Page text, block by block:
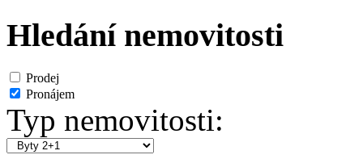
Hledání nemovitosti
Prodej
Pronájem
Typ nemovitosti: